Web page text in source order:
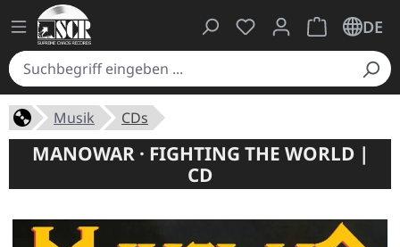
Du hast 0 Produkte
Warenkorb
DE
Musik CDs
MANOWAR · FIGHTING THE WORLD |
CD